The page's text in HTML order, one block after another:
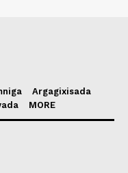
Argagixisada
MORE